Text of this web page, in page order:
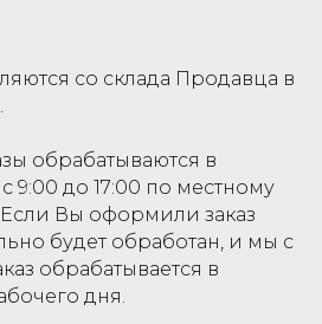
со склада Продавца в
обрабатываются в
9:00 до 17:00 по местному
Вы оформили заказ
будет обработан, и мы с
обрабатывается в
дня.